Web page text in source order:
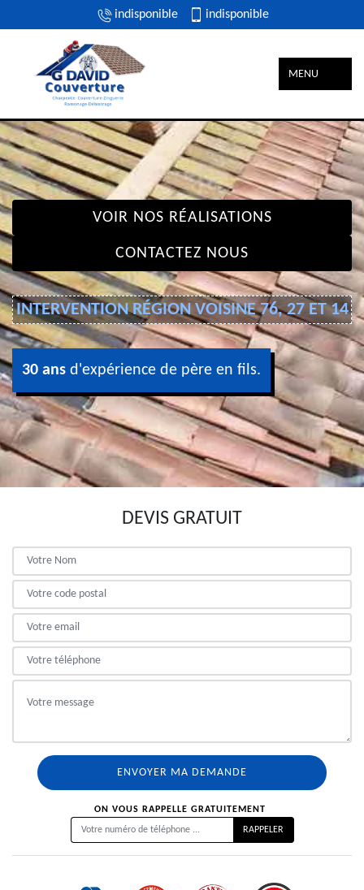
indisponible indisponible
MENU
VOIR NOS RÉALISATIONS
CONTACTEZ NOUS
INTERVENTION RÉGION VOISINE 76, 27 ET 14
30 ans d'expérience de père en fils.
DEVIS GRATUIT
ON VOUS RAPPELLE GRATUITEMENT